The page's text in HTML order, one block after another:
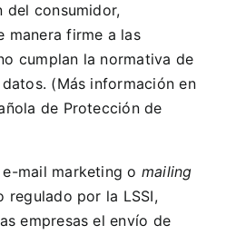
del consumidor,
manera firme a las
cumplan la normativa de
(Más información en
de Protección de
mail marketing o mailing
regulado por la LSSI,
empresas el envío de